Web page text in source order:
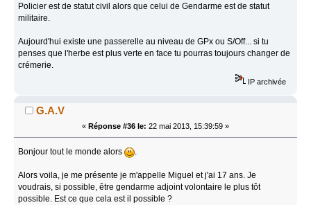
Policier est de statut civil alors que celui de Gendarme est de statut
militaire.
Aujourd'hui existe une passerelle au niveau de GPx ou S/Off... si tu
penses que l'herbe est plus verte en face tu pourras toujours changer de
crémerie.
IP archivée
G.A.V
« Réponse #36 le: 22 mai 2013, 15:39:59 »
Bonjour tout le monde alors .
Alors voila, je me présente je m'appelle Miguel et j'ai 17 ans. Je
voudrais, si possible, être gendarme adjoint volontaire le plus tôt
possible. Est ce que cela est il possible ?